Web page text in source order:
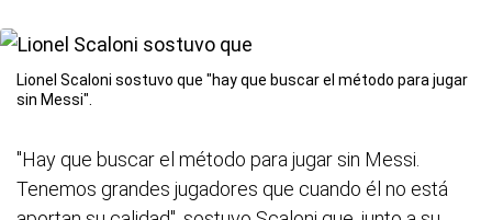
Lionel Scaloni sostuvo que "hay que buscar el método para jugar
sin Messi".
"Hay que buscar el método para jugar sin Messi.
Tenemos grandes jugadores que cuando él no está